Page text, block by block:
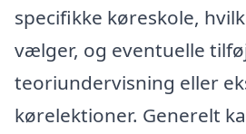
specifikke køreskole,
vælger, og eventuelle
teoriundervisning eller
kørelektioner. Generelt